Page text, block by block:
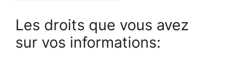
Les droits que vous avez
sur vos informations: